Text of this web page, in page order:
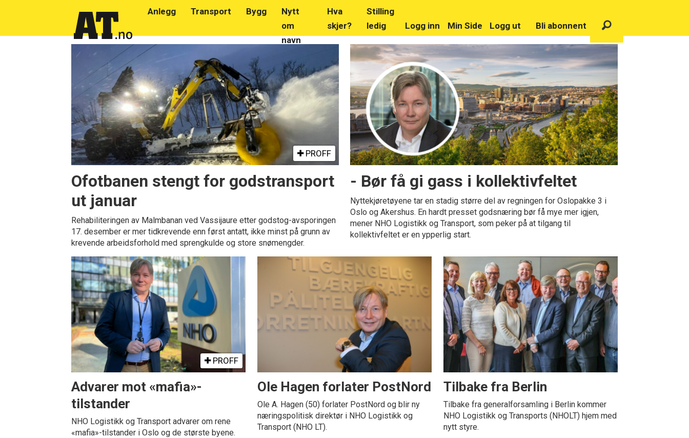
Anlegg Transport Bygg
Nytt
om
navn
Hva
skjer?
Stilling
ledig
Logg inn Min Side Logg ut Bli abonnent
PROFF
Ofotbanen stengt for godstransport
ut januar
Rehabiliteringen av Malmbanan ved Vassijaure etter godstog-avsporingen
17. desember er mer tidkrevende enn først antatt, ikke minst på grunn av
krevende arbeidsforhold med sprengkulde og store snømengder.
- Bør få gi gass i kollektivfeltet
Nyttekjøretøyene tar en stadig større del av regningen for Oslopakke 3 i
Oslo og Akershus. En hardt presset godsnæring bør få mye mer igjen,
mener NHO Logistikk og Transport, som peker på at tilgang til
kollektivfeltet er en ypperlig start.
PROFF
Advarer mot «mafia»-
tilstander
NHO Logistikk og Transport advarer om rene
«mafia»-tilstander i Oslo og de største byene.
Ole Hagen forlater PostNord
Ole A. Hagen (50) forlater PostNord og blir ny
næringspolitisk direktør i NHO Logistikk og
Transport (NHO LT).
Tilbake fra Berlin
Tilbake fra generalforsamling i Berlin kommer
NHO Logistikk og Transports (NHOLT) hjem med
nytt styre.